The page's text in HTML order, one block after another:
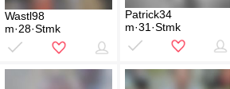
Wastl98
m·28·Stmk
Patrick34
m·31·Stmk